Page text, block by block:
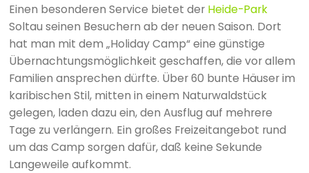
Einen besonderen Service bietet der Heide-Park
Soltau seinen Besuchern ab der neuen Saison. Dort
hat man mit dem „Holiday Camp“ eine günstige
Übernachtungsmöglichkeit geschaffen, die vor allem
Familien ansprechen dürfte. Über 60 bunte Häuser im
karibischen Stil, mitten in einem Naturwaldstück
gelegen, laden dazu ein, den Ausflug auf mehrere
Tage zu verlängern. Ein großes Freizeitangebot rund
um das Camp sorgen dafür, daß keine Sekunde
Langeweile aufkommt.